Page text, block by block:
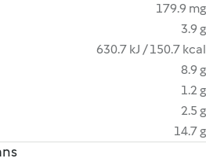
179.9 mg
3.9 g
630.7 kJ / 150.7 kcal
8.9 g
1.2 g
2.5 g
14.7 g